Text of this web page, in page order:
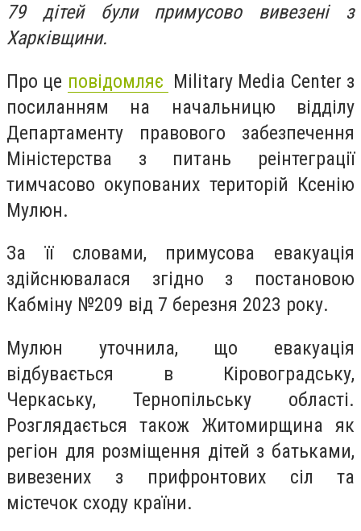
79 дітей були примусово вивезені з
Харківщини.
Про це повідомляє Military Media Center з
посиланням на начальницю відділу
Департаменту правового забезпечення
Міністерства з питань реінтеграції
тимчасово окупованих територій Ксенію
Мулюн.
За її словами, примусова евакуація
здійснювалася згідно з постановою
Кабміну №209 від 7 березня 2023 року.
Мулюн уточнила, що евакуація
відбувається в Кіровоградську,
Черкаську, Тернопільську області.
Розглядається також Житомирщина як
регіон для розміщення дітей з батьками,
вивезених з прифронтових сіл та
містечок сходу країни.